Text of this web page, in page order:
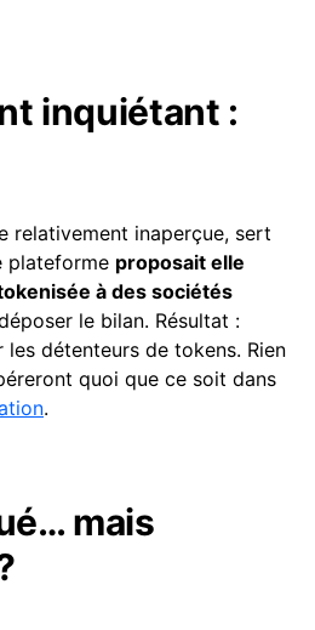
inquiétant :
relativement inaperçue, sert
plateforme proposait elle
à des sociétés
le bilan. Résultat :
détenteurs de tokens. Rien
quoi que ce soit dans
.
mais